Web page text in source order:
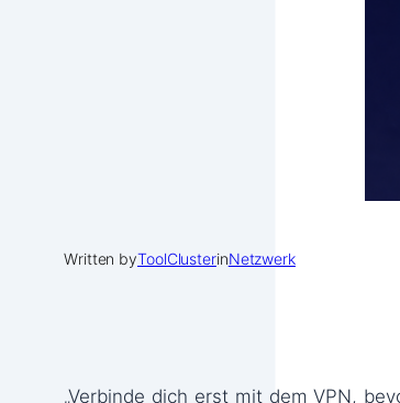
Written byToolClusterinNetzwerk
„Verbinde dich erst mit dem VPN,